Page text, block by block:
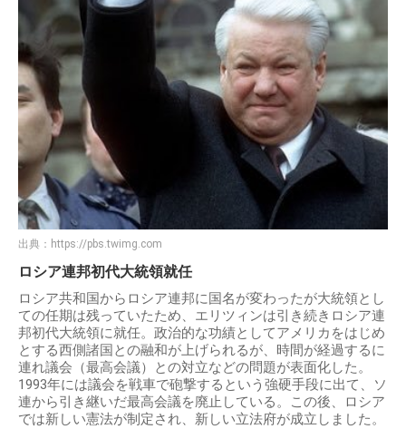
出典： https://pbs.twimg.com
ロシア連邦初代大統領就任
ロシア共和国からロシア連邦に国名が変わったが大統領とし
ての任期は残っていたため、エリツィンは引き続きロシア連
邦初代大統領に就任。政治的な功績としてアメリカをはじめ
とする西側諸国との融和が上げられるが、時間が経過するに
連れ議会（最高会議）との対立などの問題が表面化した。
1993年には議会を戦車で砲撃するという強硬手段に出て、ソ
連から引き継いだ最高会議を廃止している。この後、ロシア
では新しい憲法が制定され、新しい立法府が成立しました。